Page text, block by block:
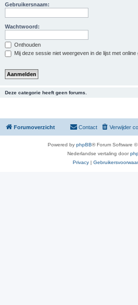
Gebruikersnaam:
Wachtwoord:
Onthouden
Mij deze sessie niet weergeven in de lijst met online
Deze categorie heeft geen forums.
Forumoverzicht Verwijder
Contact
Powered by phpBB® Forum Software
Nederlandse vertaling door
Privacy |